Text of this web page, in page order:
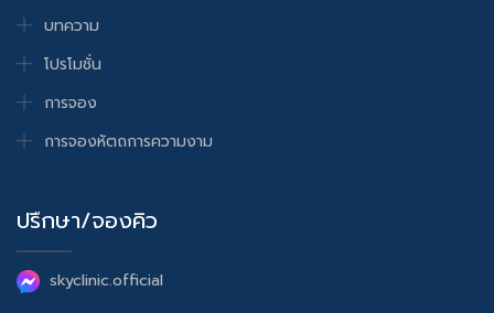
บทความ
โปรโมชั่น
การจอง
การจองหัตถการความงาม
ปรึกษา/จองคิว
skyclinic.official